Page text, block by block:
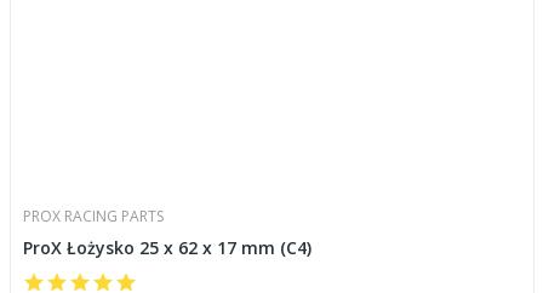
PROX RACING PARTS
ProX Łożysko 25 x 62 x 17 mm (C4)